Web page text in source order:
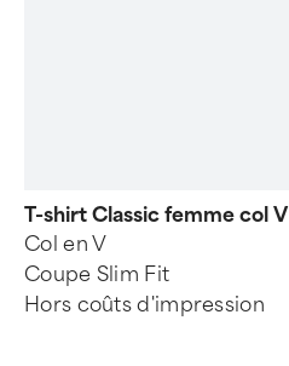
T-shirt Classic femme col V
Col en V
Coupe Slim Fit
Hors coûts d'impression